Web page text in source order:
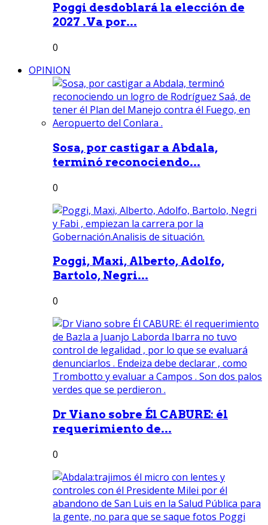
Poggi desdoblará la elección de
2027 .Va por...
0
OPINION
Sosa, por castigar a Abdala,
terminó reconociendo...
0
Poggi, Maxi, Alberto, Adolfo,
Bartolo, Negri...
0
Dr Viano sobre Él CABURE: él
requerimiento de...
0